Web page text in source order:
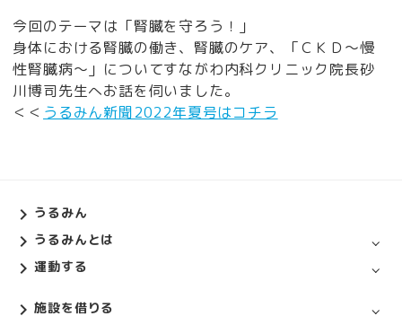
今回のテーマは「腎臓を守ろう！」
身体における腎臓の働き、腎臓のケア、「ＣＫＤ～慢
性腎臓病～」についてすながわ内科クリニック院長砂
川博司先生へお話を伺いました。
＜＜ うるみん新聞2022年夏号はコチラ
うるみん
うるみんとは
運動する
施設を借りる